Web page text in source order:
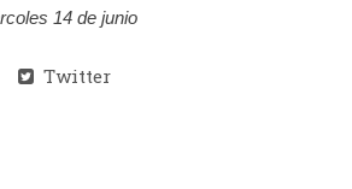
14 de junio
Twitter